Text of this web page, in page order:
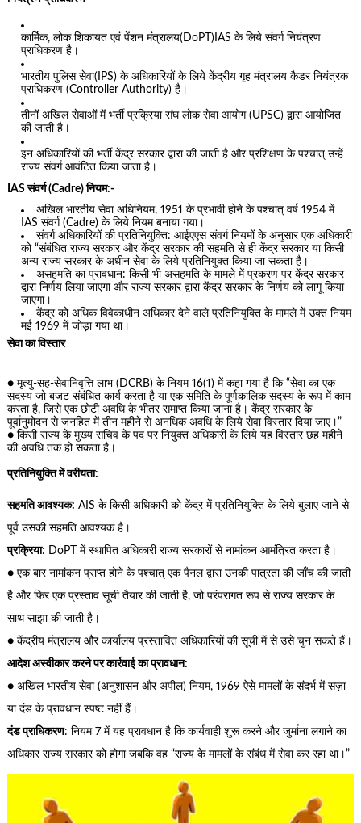
कार्मिक, लोक शिकायत एवं पेंशन मंत्रालय(DoPT)IAS के लिये संवर्ग नियंत्रण
प्राधिकरण है।
भारतीय पुलिस सेवा(IPS) के अधिकारियों के लिये केंद्रीय गृह मंत्रालय कैडर नियंत्रक
प्राधिकरण (Controller Authority) है।
तीनों अखिल सेवाओं में भर्ती प्रक्रिया संघ लोक सेवा आयोग (UPSC) द्वारा आयोजित
की जाती है।
इन अधिकारियों की भर्ती केंद्र सरकार द्वारा की जाती है और प्रशिक्षण के पश्चात् उन्हें
राज्य संवर्ग आवंटित किया जाता है।
IAS संवर्ग (Cadre) नियम:-
अखिल भारतीय सेवा अधिनियम, 1951 के प्रभावी होने के पश्चात् वर्ष 1954 में
IAS संवर्ग (Cadre) के लिये नियम बनाया गया।
संवर्ग अधिकारियों की प्रतिनियुक्ति: आईएएस संवर्ग नियमों के अनुसार एक अधिकारी
को “संबंधित राज्य सरकार और केंद्र सरकार की सहमति से ही केंद्र सरकार या किसी
अन्य राज्य सरकार के अधीन सेवा के लिये प्रतिनियुक्त किया जा सकता है।
असहमति का प्रावधान: किसी भी असहमति के मामले में प्रकरण पर केंद्र सरकार
द्वारा निर्णय लिया जाएगा और राज्य सरकार द्वारा केंद्र सरकार के निर्णय को लागू किया
जाएगा।
केंद्र को अधिक विवेकाधीन अधिकार देने वाले प्रतिनियुक्ति के मामले में उक्त नियम
मई 1969 में जोड़ा गया था।
सेवा का विस्तार
● मृत्यु-सह-सेवानिवृत्ति लाभ (DCRB) के नियम 16(1) में कहा गया है कि “सेवा का एक
सदस्य जो बजट संबंधित कार्य करता है या एक समिति के पूर्णकालिक सदस्य के रूप में काम
करता है, जिसे एक छोटी अवधि के भीतर समाप्त किया जाना है। केंद्र सरकार के
पूर्वानुमोदन से जनहित में तीन महीने से अनधिक अवधि के लिये सेवा विस्तार दिया जाए।”
● किसी राज्य के मुख्य सचिव के पद पर नियुक्त अधिकारी के लिये यह विस्तार छह महीने
की अवधि तक हो सकता है।
प्रतिनियुक्ति में वरीयता:
सहमति आवश्यक: AIS के किसी अधिकारी को केंद्र में प्रतिनियुक्ति के लिये बुलाए जाने से
पूर्व उसकी सहमति आवश्यक है।
प्रक्रिया: DoPT में स्थापित अधिकारी राज्य सरकारों से नामांकन आमंत्रित करता है।
● एक बार नामांकन प्राप्त होने के पश्चात् एक पैनल द्वारा उनकी पात्रता की जाँच की जाती
है और फिर एक प्रस्ताव सूची तैयार की जाती है, जो परंपरागत रूप से राज्य सरकार के
साथ साझा की जाती है।
● केंद्रीय मंत्रालय और कार्यालय प्रस्तावित अधिकारियों की सूची में से उसे चुन सकते हैं।
आदेश अस्वीकार करने पर कार्रवाई का प्रावधान:
● अखिल भारतीय सेवा (अनुशासन और अपील) नियम, 1969 ऐसे मामलों के संदर्भ में सज़ा
या दंड के प्रावधान स्पष्ट नहीं हैं।
दंड प्राधिकरण: नियम 7 में यह प्रावधान है कि कार्यवाही शुरू करने और जुर्माना लगाने का
अधिकार राज्य सरकार को होगा जबकि वह “राज्य के मामलों के संबंध में सेवा कर रहा था।”